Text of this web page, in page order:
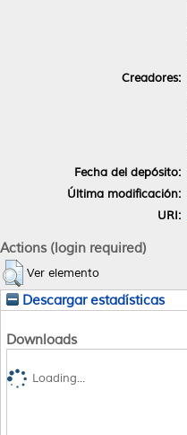
Creadores:
Fecha del depósito:
Última modificación:
URI:
Actions (login required)
Ver elemento
Descargar estadísticas
Downloads
Loading...